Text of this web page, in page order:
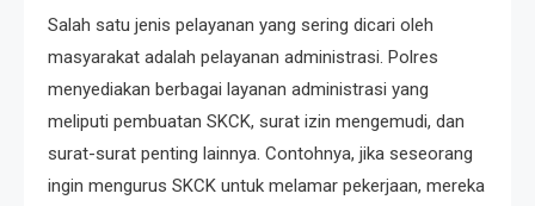
Salah satu jenis pelayanan yang sering dicari oleh
masyarakat adalah pelayanan administrasi. Polres
menyediakan berbagai layanan administrasi yang
meliputi pembuatan SKCK, surat izin mengemudi, dan
surat-surat penting lainnya. Contohnya, jika seseorang
ingin mengurus SKCK untuk melamar pekerjaan, mereka